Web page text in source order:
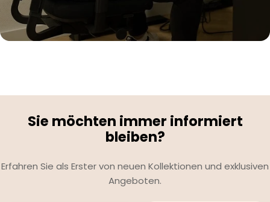
Sie möchten immer informiert
bleiben?
Erfahren Sie als Erster von neuen Kollektionen und exklusiven
Angeboten.